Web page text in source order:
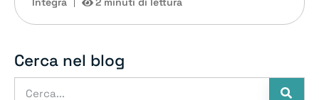
Cerca nel blog